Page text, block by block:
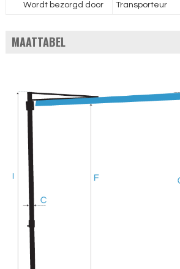
Wordt bezorgd door Transporteur
MAATTABEL